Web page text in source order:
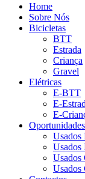
Home
Sobre Nós
Bicicletas
BTT
Estrada
Criança
Gravel
Elétricas
E-BTT
E-
E-
Oportunidades
Usados
Usados
Usados